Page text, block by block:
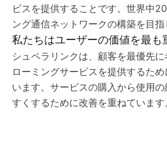
ビスを提供することです。世界中
ング通信ネットワークの構築を目指
私たちはユーザーの価値を最も
シュペラリンクは、顧客を最優先
ローミングサービスを提供するた
います。サービスの購入から使用
すくするために改善を重ねています